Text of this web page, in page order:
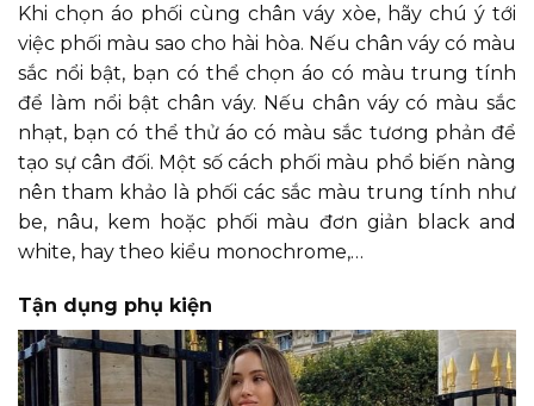
Khi chọn áo phối cùng chân váy xòe, hãy chú ý tới
việc phối màu sao cho hài hòa. Nếu chân váy có màu
sắc nổi bật, bạn có thể chọn áo có màu trung tính
để làm nổi bật chân váy. Nếu chân váy có màu sắc
nhạt, bạn có thể thử áo có màu sắc tương phản để
tạo sự cân đối. Một số cách phối màu phổ biến nàng
nên tham khảo là phối các sắc màu trung tính như
be, nâu, kem hoặc phối màu đơn giản black and
white, hay theo kiểu monochrome,…
Tận dụng phụ kiện